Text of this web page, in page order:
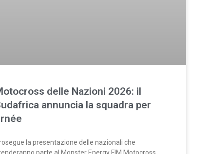
delle Nazioni 2026: il
annuncia la squadra per
la presentazione delle nazionali che